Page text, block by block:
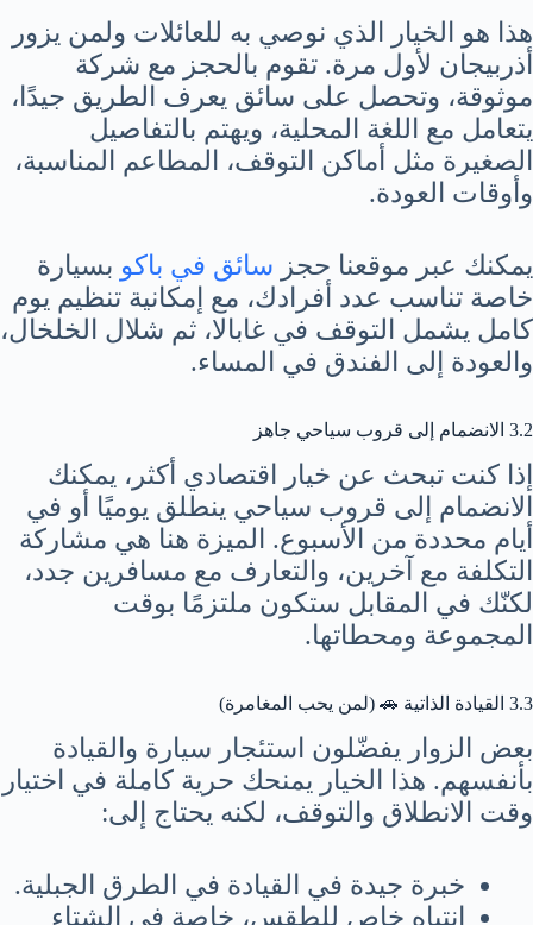
هذا هو الخيار الذي نوصي به للعائلات ولمن يزور
أذربيجان لأول مرة. تقوم بالحجز مع شركة
موثوقة، وتحصل على سائق يعرف الطريق جيدًا،
يتعامل مع اللغة المحلية، ويهتم بالتفاصيل
الصغيرة مثل أماكن التوقف، المطاعم المناسبة،
وأوقات العودة.
يمكنك عبر موقعنا حجز سائق في باكو بسيارة
خاصة تناسب عدد أفرادك، مع إمكانية تنظيم يوم
كامل يشمل التوقف في غابالا، ثم شلال الخلخال،
والعودة إلى الفندق في المساء.
3.2 الانضمام إلى قروب سياحي جاهز
إذا كنت تبحث عن خيار اقتصادي أكثر، يمكنك
الانضمام إلى قروب سياحي ينطلق يوميًا أو في
أيام محددة من الأسبوع. الميزة هنا هي مشاركة
التكلفة مع آخرين، والتعارف مع مسافرين جدد،
لكنّك في المقابل ستكون ملتزمًا بوقت
المجموعة ومحطاتها.
3.3 القيادة الذاتية 🚗 (لمن يحب المغامرة)
بعض الزوار يفضّلون استئجار سيارة والقيادة
بأنفسهم. هذا الخيار يمنحك حرية كاملة في اختيار
وقت الانطلاق والتوقف، لكنه يحتاج إلى:
خبرة جيدة في القيادة في الطرق الجبلية.
انتباه خاص للطقس، خاصة في الشتاء